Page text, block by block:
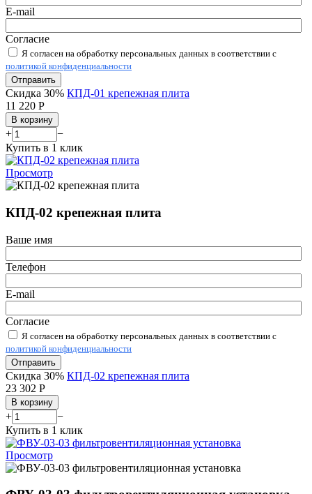
E-mail
Согласие
Я согласен на обработку персональных данных в соответствии с
политикой конфиденциальности
Отправить
Скидка 30% КПД-01 крепежная плита
11 220 Р
В корзину
+
−
Купить в 1 клик
Просмотр
КПД-02 крепежная плита
Ваше имя
Телефон
E-mail
Согласие
Я согласен на обработку персональных данных в соответствии с
политикой конфиденциальности
Отправить
Скидка 30% КПД-02 крепежная плита
23 302 Р
В корзину
+
−
Купить в 1 клик
Просмотр